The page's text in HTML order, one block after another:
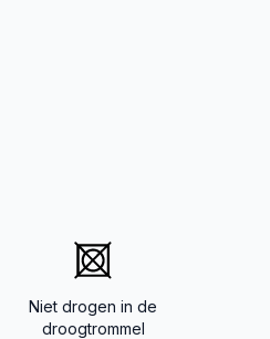
Niet drogen in de
droogtrommel